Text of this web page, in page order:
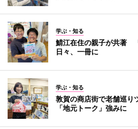
学ぶ・知る
鯖江在住の親子が共著
日々、一冊に
学ぶ・知る
敦賀の商店街で老舗巡
「地元トーク」強みに